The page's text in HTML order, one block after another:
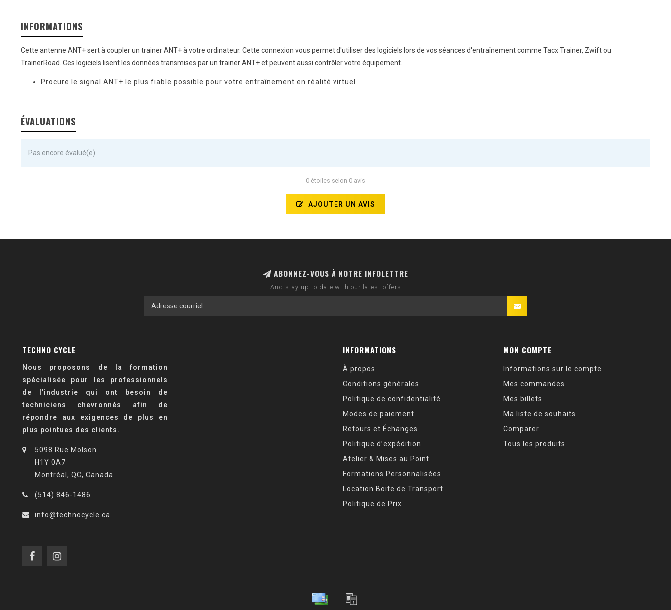
INFORMATIONS
Cette antenne ANT+ sert à coupler un trainer ANT+ à votre ordinateur. Cette connexion vous permet d'utiliser des logiciels lors de vos séances d'entraînement comme Tacx Trainer, Zwift ou
TrainerRoad. Ces logiciels lisent les données transmises par un trainer ANT+ et peuvent aussi contrôler votre équipement.
Procure le signal ANT+ le plus fiable possible pour votre entraînement en réalité virtuel
ÉVALUATIONS
Pas encore évalué(e)
0 étoiles selon 0 avis
AJOUTER UN AVIS
ABONNEZ-VOUS À NOTRE INFOLETTRE
And stay up to date with our latest offers
TECHNO CYCLE
Nous proposons de la formation
spécialisée pour les professionnels
de l'industrie qui ont besoin de
techniciens chevronnés afin de
répondre aux exigences de plus en
plus pointues des clients.
5098 Rue Molson
H1Y 0A7
Montréal, QC, Canada
(514) 846-1486
info@technocycle.ca
INFORMATIONS
À propos
Conditions générales
Politique de confidentialité
Modes de paiement
Retours et Échanges
Politique d’expédition
Atelier & Mises au Point
Formations Personnalisées
Location Boite de Transport
Politique de Prix
MON COMPTE
Informations sur le compte
Mes commandes
Mes billets
Ma liste de souhaits
Comparer
Tous les produits